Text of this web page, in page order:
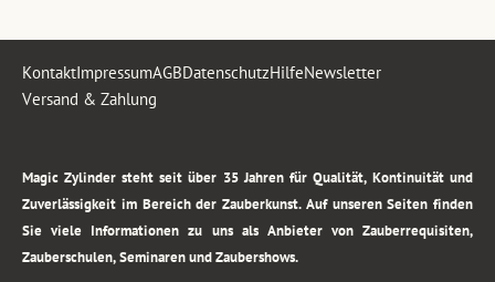
KontaktImpressumAGBDatenschutzHilfeNewsletter
Versand & Zahlung
Magic Zylinder steht seit über 35 Jahren für Qualität, Kontinuität und
Zuverlässigkeit im Bereich der Zauberkunst. Auf unseren Seiten finden
Sie viele Informationen zu uns als Anbieter von Zauberrequisiten,
Zauberschulen, Seminaren und Zaubershows.